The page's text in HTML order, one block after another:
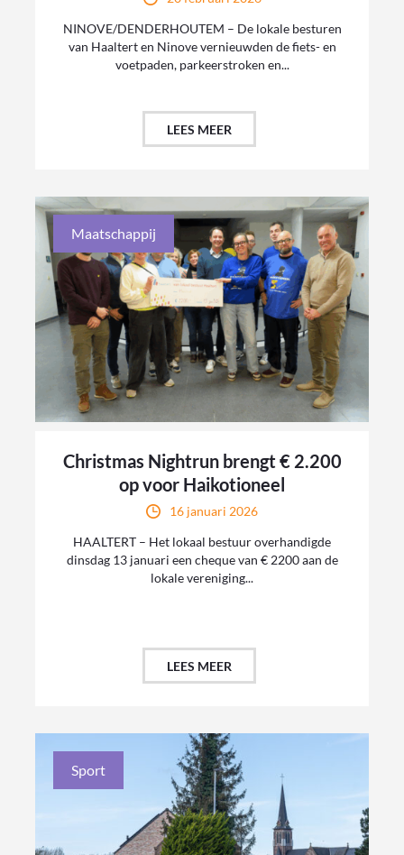
NINOVE/DENDERHOUTEM – De lokale besturen
van Haaltert en Ninove vernieuwden de fiets- en
voetpaden, parkeerstroken en...
LEES MEER
Maatschappij
Christmas Nightrun brengt € 2.200
op voor Haikotioneel
16 januari 2026
HAALTERT – Het lokaal bestuur overhandigde
dinsdag 13 januari een cheque van € 2200 aan de
lokale vereniging...
LEES MEER
Sport